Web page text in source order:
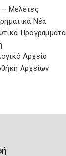
– Μελέτες
Νέα
Προγράμματα
Αρχείο
Αρχείων